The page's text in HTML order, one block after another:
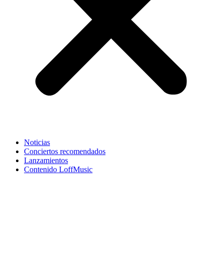
Noticias
Conciertos recomendados
Lanzamientos
Contenido LoffMusic